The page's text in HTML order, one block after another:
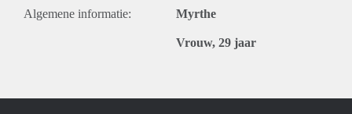
Algemene informatie: Myrthe
Vrouw, 29 jaar